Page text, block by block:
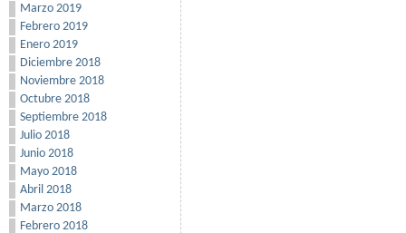
Marzo 2019
Febrero 2019
Enero 2019
Diciembre 2018
Noviembre 2018
Octubre 2018
Septiembre 2018
Julio 2018
Junio 2018
Mayo 2018
Abril 2018
Marzo 2018
Febrero 2018